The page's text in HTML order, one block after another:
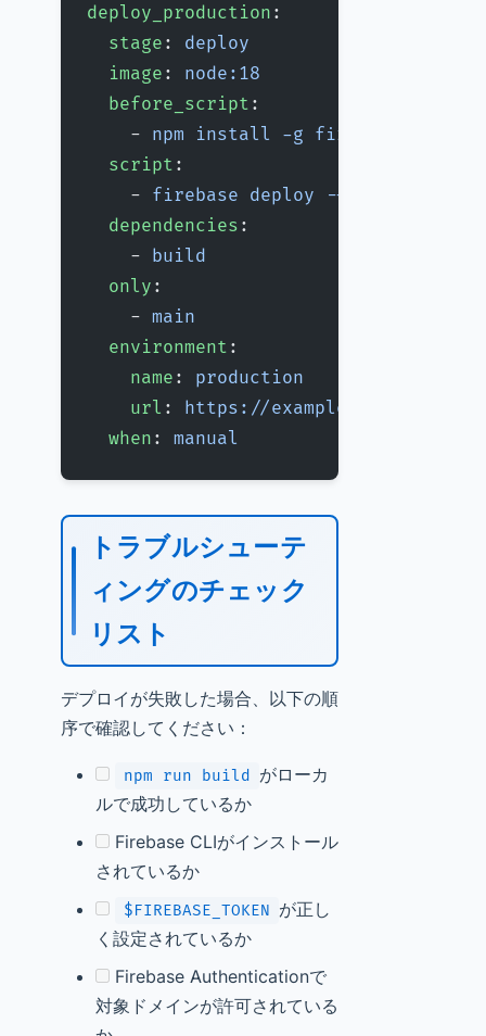
deploy_production :
  stage
: deploy
  image
: node:18
  before_script
:
    -
npm install -g firebase-tools
  script
:
    -
firebase deploy --token
  dependencies
:
    -
build
  only
:
    -
main
  environment
:
    name
: production
    url
: https://
  when
: manual
トラブルシューテ
ィングのチェック
リスト
デプロイが失敗した場合、以下の順
序で確認してください：
npm run build
がローカ
ルで成功しているか
Firebase CLIがインストール
されているか
$FIREBASE_TOKEN が正し
く設定されているか
Firebase Authenticationで
対象ドメインが許可されている